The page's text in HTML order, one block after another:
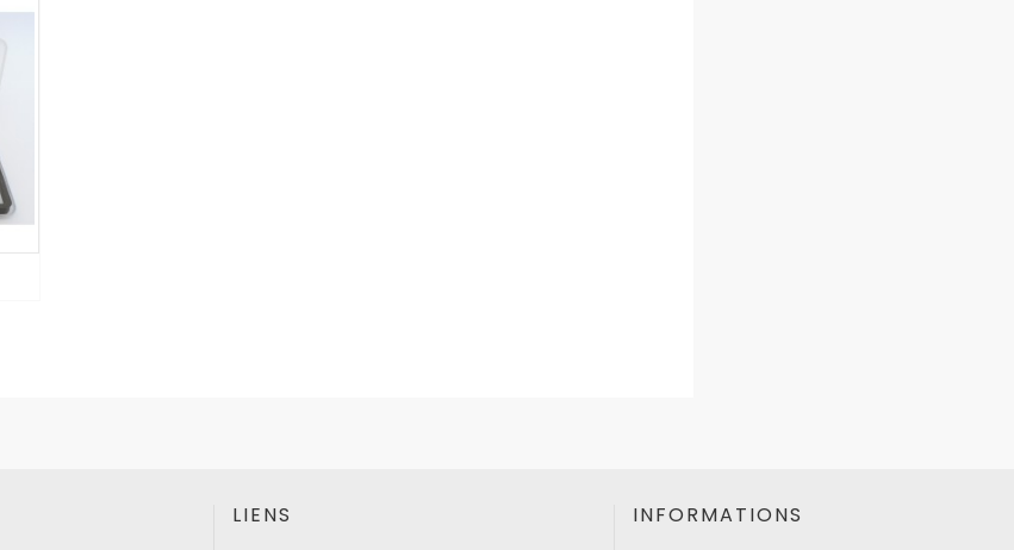
LIENS INFORMATIONS